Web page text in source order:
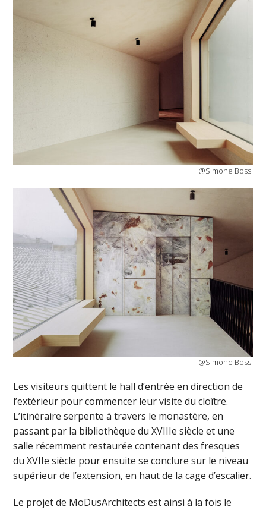
@Simone Bossi
@Simone Bossi
Les visiteurs quittent le hall d’entrée en direction de
l’extérieur pour commencer leur visite du cloître.
L’itinéraire serpente à travers le monastère, en
passant par la bibliothèque du XVIIIe siècle et une
salle récemment restaurée contenant des fresques
du XVIIe siècle pour ensuite se conclure sur le niveau
supérieur de l’extension, en haut de la cage d’escalier.
Le projet de MoDusArchitects est ainsi à la fois le